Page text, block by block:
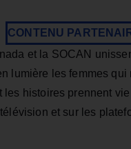
CONTENU
et la SOCAN
lumière les femmes qui
les histoires prennent
et sur les